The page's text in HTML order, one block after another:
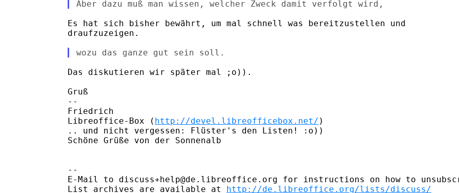
Es hat sich bisher bewährt, um mal schnell was bereitzustellen und
draufzuzeigen.
Das diskutieren wir später mal ;o)).
Gruß
--
Friedrich
Libreoffice-Box ( http://devel.libreofficebox.net/ )
.. und nicht vergessen: Flüster's den Listen! :o))
Schöne Grüße von der Sonnenalb
--
E-Mail to discuss+help@de.libreoffice.org for instructions on how to
List archives are available at http://de.libreoffice.org/lists/discuss/